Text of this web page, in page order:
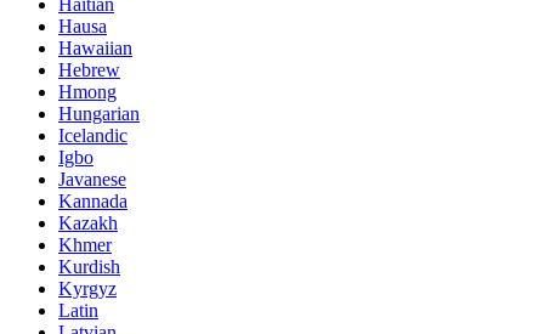
Haitian
Hausa
Hawaiian
Hebrew
Hmong
Hungarian
Icelandic
Igbo
Javanese
Kannada
Kazakh
Khmer
Kurdish
Kyrgyz
Latin